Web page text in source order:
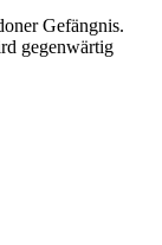
Gefängnis.
gegenwärtig